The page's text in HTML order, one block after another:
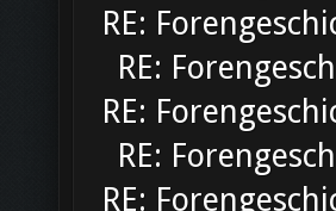
RE:
RE:
RE:
RE:
RE: